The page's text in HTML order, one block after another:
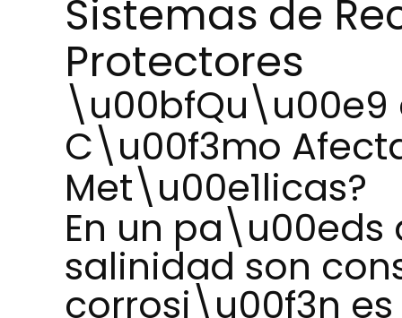
Sistemas de
Protectores
\u00bfQu\u00e9
C\u00f3mo
Met\u00e1licas?
En un
salinidad son
corrosi\u00f3n